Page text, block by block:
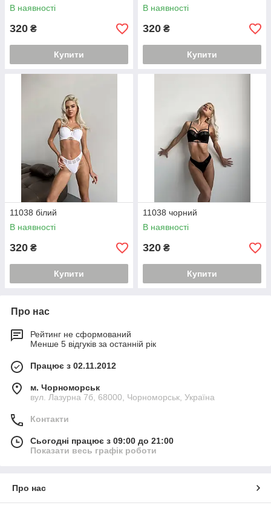
В наявності
320 ₴
Купити
В наявності
320 ₴
Купити
11038 білий
В наявності
320 ₴
Купити
11038 чорний
В наявності
320 ₴
Купити
Про нас
Рейтинг не сформований
Менше 5 відгуків за останній рік
Працює з 02.11.2012
м. Чорноморськ
вул. Лазурна 7б, 68000, Чорноморськ, Україна
Контакти
Сьогодні працює з 09:00 до 21:00
Показати весь графік роботи
Про нас